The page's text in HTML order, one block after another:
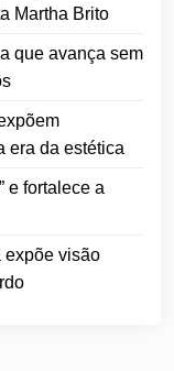
Martha Brito
que avança sem
era da estética
e fortalece a
expõe visão